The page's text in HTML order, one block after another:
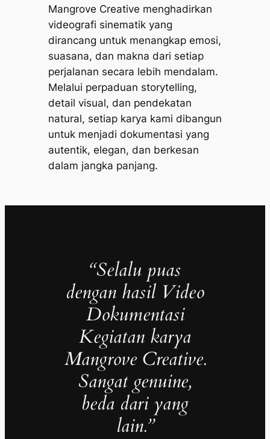
Mangrove Creative menghadirkan
videografi sinematik yang
dirancang untuk menangkap emosi,
suasana, dan makna dari setiap
perjalanan secara lebih mendalam.
Melalui perpaduan storytelling,
detail visual, dan pendekatan
natural, setiap karya kami dibangun
untuk menjadi dokumentasi yang
autentik, elegan, dan berkesan
dalam jangka panjang.
“Selalu puas
dengan hasil Video
Dokumentasi
Kegiatan karya
Mangrove Creative.
Sangat genuine,
beda dari yang
lain.”